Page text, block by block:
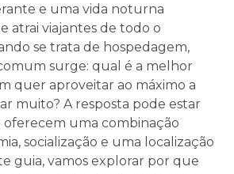
e uma vida noturna
atrai viajantes de todo o
se trata de hospedagem,
surge: qual é a melhor
quer aproveitar ao máximo a
muito? A resposta pode estar
oferecem uma combinação
socialização e uma localização
guia, vamos explorar por que